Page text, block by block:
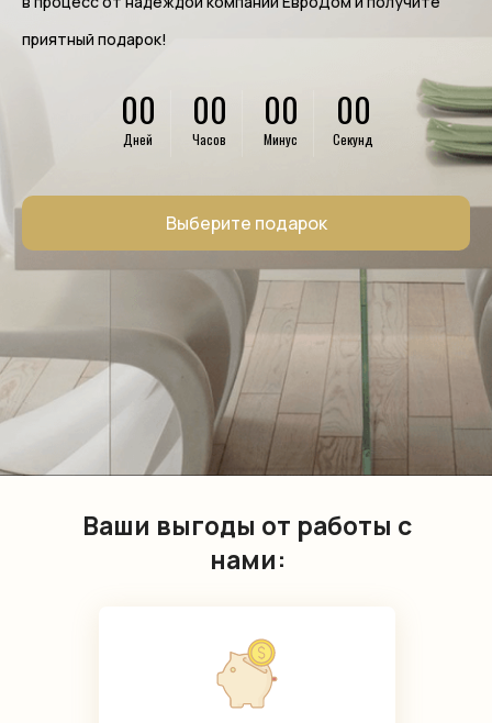
приятный подарок!
00
Дней
00
Часов
00
Минус
00
Секунд
Выберите подарок
Ваши выгоды от работы с
нами: